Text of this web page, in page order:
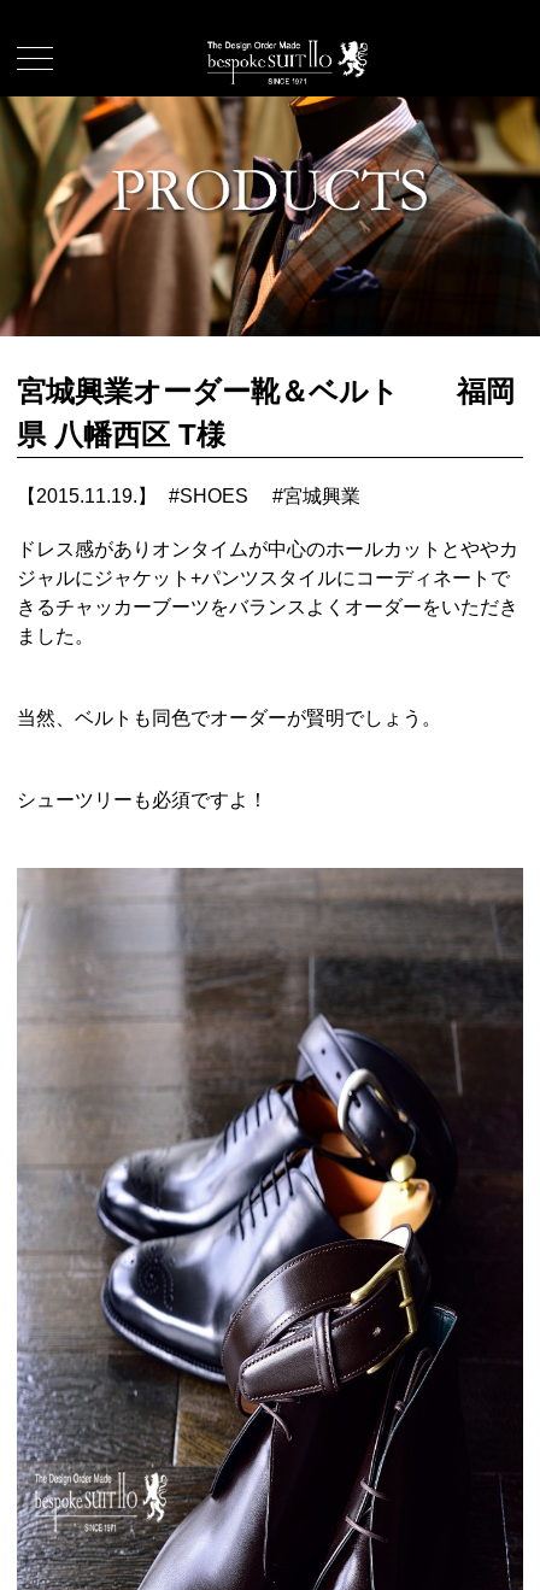
宮城興業オーダー靴＆ベルト 福岡
県 八幡西区 T様
【2015.11.19.】 #SHOES #宮城興業
ドレス感がありオンタイムが中心のホールカットとややカ
ジャルにジャケット+パンツスタイルにコーディネートで
きるチャッカーブーツをバランスよくオーダーをいただき
ました。
当然、ベルトも同色でオーダーが賢明でしょう。
シューツリーも必須ですよ！